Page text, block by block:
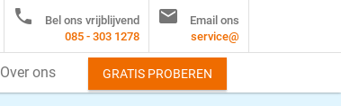

Bel ons vrijblijvend
085 - 303 1278

Email ons
service@
Over ons GRATIS PROBEREN